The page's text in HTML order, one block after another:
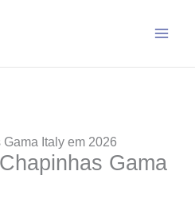
Italy em 2026
Gama